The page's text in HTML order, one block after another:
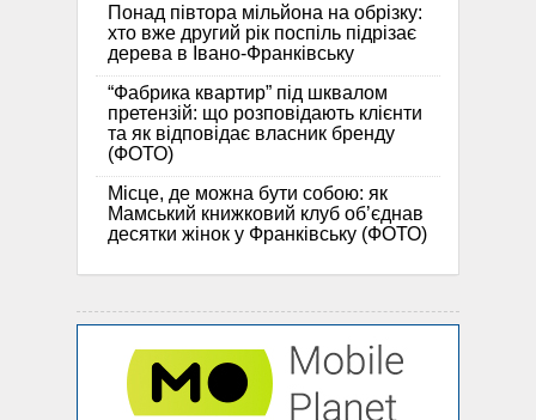
Понад півтора мільйона на обрізку:
хто вже другий рік поспіль підрізає
дерева в Івано-Франківську
“Фабрика квартир” під шквалом
претензій: що розповідають клієнти
та як відповідає власник бренду
(ФОТО)
Місце, де можна бути собою: як
Мамський книжковий клуб об’єднав
десятки жінок у Франківську (ФОТО)